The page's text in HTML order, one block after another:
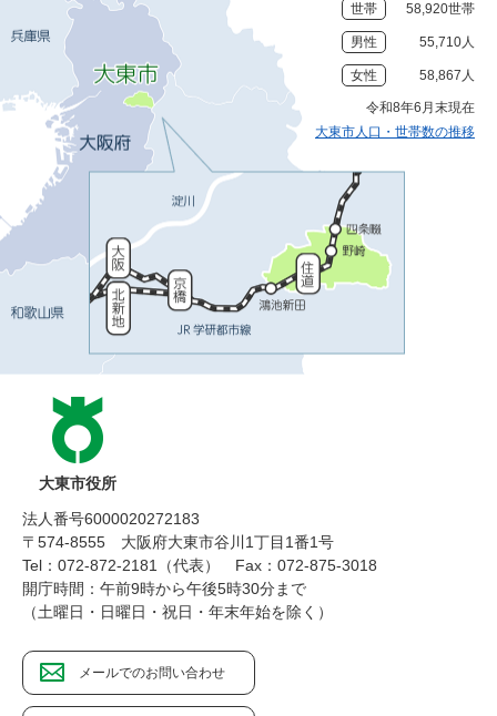
世帯 58,920世帯
男性 55,710人
女性 58,867人
令和8年6月末現在
大東市人口・世帯数の推移
大東市役所
法人番号6000020272183
〒574-8555 大阪府大東市谷川1丁目1番1号
Tel：072-872-2181（代表）
Fax：072-875-3018
開庁時間：午前9時から午後5時30分まで
（土曜日・日曜日・祝日・年末年始を除く）
メールでのお問い合わせ